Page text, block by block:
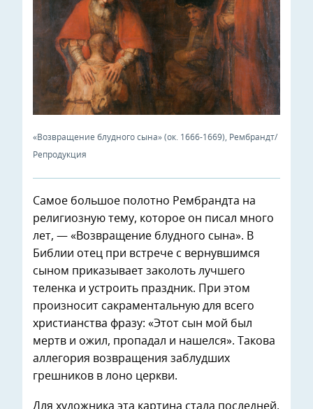
«Возвращение блудного сына» (ок. 1666-1669), Рембрандт/
Репродукция
Самое большое полотно Рембрандта на
религиозную тему, которое он писал много
лет, — «Возвращение блудного сына». В
Библии отец при встрече с вернувшимся
сыном приказывает заколоть лучшего
теленка и устроить праздник. При этом
произносит сакраментальную для всего
христианства фразу: «Этот сын мой был
мертв и ожил, пропадал и нашелся». Такова
аллегория возвращения заблудших
грешников в лоно церкви.
Для художника эта картина стала последней,